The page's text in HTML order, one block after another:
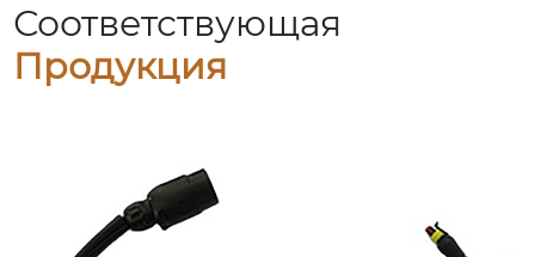
Соответствующая
Продукция